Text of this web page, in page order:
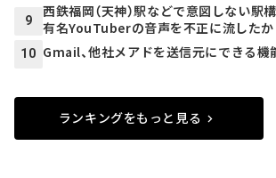
9
西鉄福岡（天神）駅などで意図しない
有名YouTuberの音声を不正に流したか
10 Gmail、他社メアドを送信元にできる機
ランキングをもっと見る